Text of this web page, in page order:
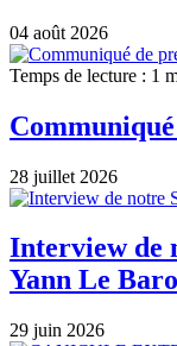
04 août 2026
Temps de lecture : 1
28 juillet 2026
Interview de
Yann Le
29 juin 2026